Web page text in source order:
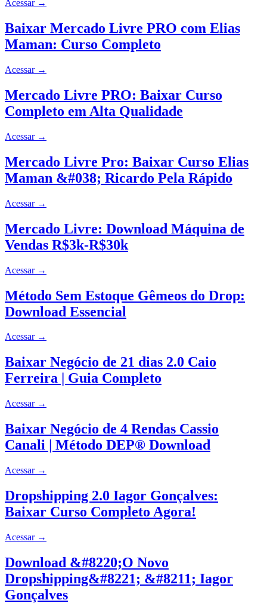
Acessar →
Baixar Mercado Livre PRO com Elias
Maman: Curso Completo
Acessar →
Mercado Livre PRO: Baixar Curso
Completo em Alta Qualidade
Acessar →
Mercado Livre Pro: Baixar Curso Elias
Maman &#038; Ricardo Pela Rápido
Acessar →
Mercado Livre: Download Máquina de
Vendas R$3k-R$30k
Acessar →
Método Sem Estoque Gêmeos do Drop:
Download Essencial
Acessar →
Baixar Negócio de 21 dias 2.0 Caio
Ferreira | Guia Completo
Acessar →
Baixar Negócio de 4 Rendas Cassio
Canali | Método DEP® Download
Acessar →
Dropshipping 2.0 Iagor Gonçalves:
Baixar Curso Completo Agora!
Acessar →
Download &#8220;O Novo
Dropshipping&#8221; &#8211; Iagor
Gonçalves